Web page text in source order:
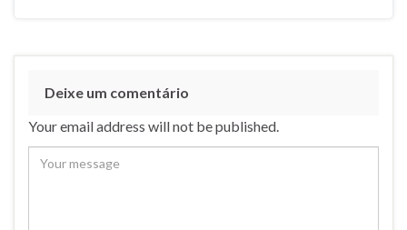
Deixe um comentário
Your email address will not be published.